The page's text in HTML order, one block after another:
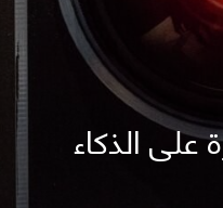
الذكاء